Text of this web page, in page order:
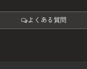
よくある質問